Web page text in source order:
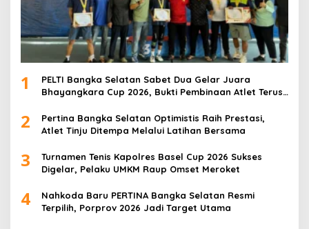
1
PELTI Bangka Selatan Sabet Dua Gelar Juara
Bhayangkara Cup 2026, Bukti Pembinaan Atlet Terus
2
Pertina Bangka Selatan Optimistis Raih Prestasi,
Atlet Tinju Ditempa Melalui Latihan Bersama
3
Turnamen Tenis Kapolres Basel Cup 2026 Sukses
Digelar, Pelaku UMKM Raup Omset Meroket
4
Nahkoda Baru PERTINA Bangka Selatan Resmi
Terpilih, Porprov 2026 Jadi Target Utama